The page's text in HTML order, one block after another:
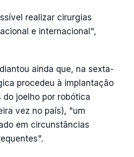
realizar cirurgias
e internacional",
ainda que, na sexta-
procedeu à implantação
do joelho por robótica
vez no país), "um
em circunstâncias